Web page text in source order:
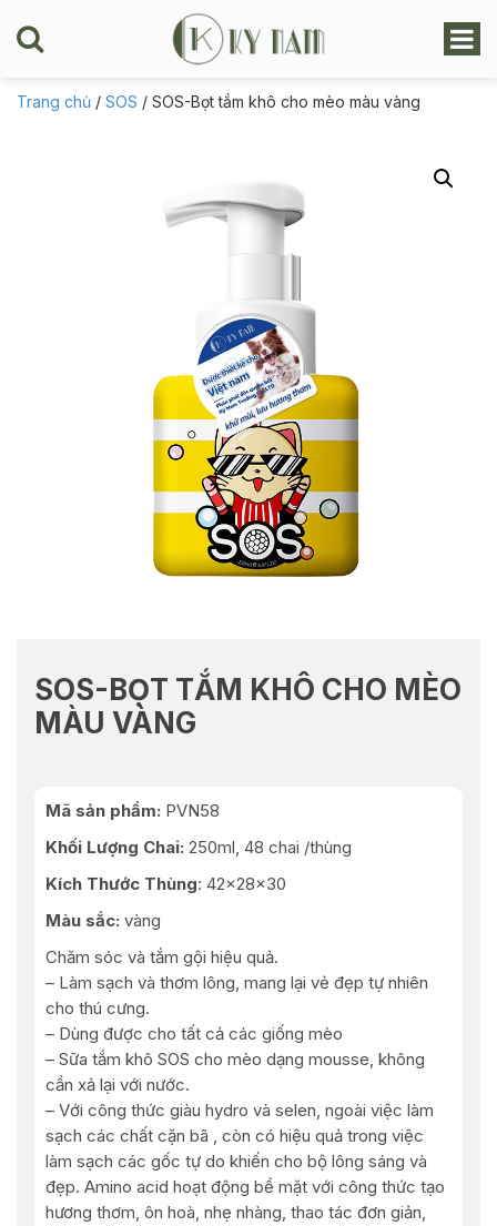
Trang chủ / SOS / SOS-Bọt tắm khô cho mèo màu vàng
SOS-BỌT TẮM KHÔ CHO MÈO
MÀU VÀNG
Mã sản phẩm: PVN58
Khối Lượng Chai: 250ml, 48 chai /thùng
Kích Thước Thùng: 42x28x30
Màu sắc: vàng
Chăm sóc và tắm gội hiệu quả.
– Làm sạch và thơm lông, mang lại vẻ đẹp tự nhiên
cho thú cưng.
– Dùng được cho tất cả các giống mèo
– Sữa tắm khô SOS cho mèo dạng mousse, không
cần xả lại với nước.
– Với công thức giàu hydro và selen, ngoài việc làm
sạch các chất cặn bã , còn có hiệu quả trong việc
làm sạch các gốc tự do khiến cho bộ lông sáng và
đẹp. Amino acid hoạt động bề mặt với công thức tạo
hương thơm, ôn hoà, nhẹ nhàng, thao tác đơn giản,